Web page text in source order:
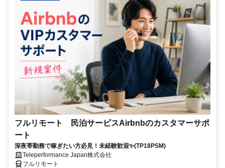
フルリモート 民泊サービスAirbnbのカスタマーサポ
ート
深夜帯勤務で稼ぎたい方必見！未経験歓迎✨(TP18PSM)
Teleperformance Japan株式会社
フルリモート